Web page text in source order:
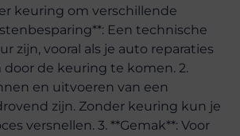
keuring om verschillende
Een technische
zijn, vooral als je auto reparaties
de keuring te komen. 2.
en uitvoeren van een
zijn. Zonder keuring kun je
versnellen. 3. **Gemak**: Voor